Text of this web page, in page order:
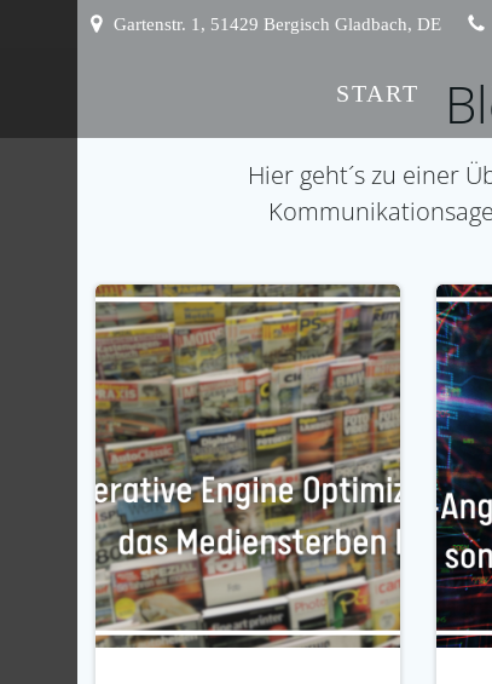
Gartenstr. 1, 51429 Bergisch Gladbach, DE
START
Hier geht´s zu einer